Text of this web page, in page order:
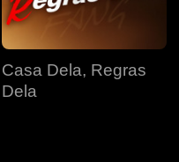
Casa Dela, Regras
Dela